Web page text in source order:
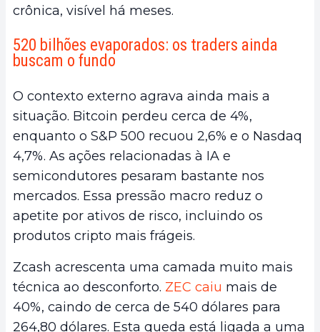
crônica, visível há meses.
520 bilhões evaporados: os traders ainda
buscam o fundo
O contexto externo agrava ainda mais a
situação. Bitcoin perdeu cerca de 4%,
enquanto o S&P 500 recuou 2,6% e o Nasdaq
4,7%. As ações relacionadas à IA e
semicondutores pesaram bastante nos
mercados. Essa pressão macro reduz o
apetite por ativos de risco, incluindo os
produtos cripto mais frágeis.
Zcash acrescenta uma camada muito mais
técnica ao desconforto. ZEC caiu mais de
40%, caindo de cerca de 540 dólares para
264,80 dólares. Esta queda está ligada a uma